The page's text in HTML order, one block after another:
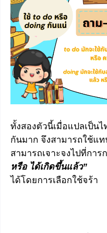
ทั้งสองตัวนี้เมื่อแปลเป็น
กันมาก จึงสามารถใช้แ
สามารถเจาะจงไปที่การ
หรือ ได้เกิดขึ้นแล้ว”
ได้โดยการเลือกใช้จร้า